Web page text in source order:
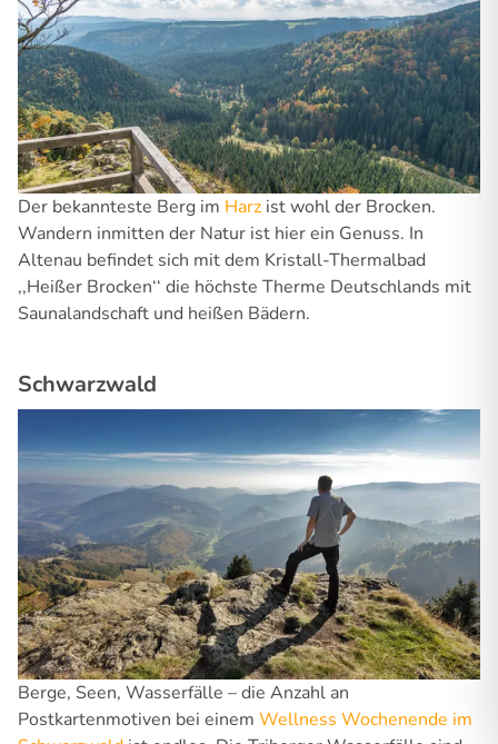
Der bekannteste Berg im Harz ist wohl der Brocken.
Wandern inmitten der Natur ist hier ein Genuss. In
Altenau befindet sich mit dem Kristall-Thermalbad
‚‚Heißer Brocken‘‘ die höchste Therme Deutschlands mit
Saunalandschaft und heißen Bädern.
Schwarzwald
Berge, Seen, Wasserfälle – die Anzahl an
Postkartenmotiven bei einem Wellness Wochenende im